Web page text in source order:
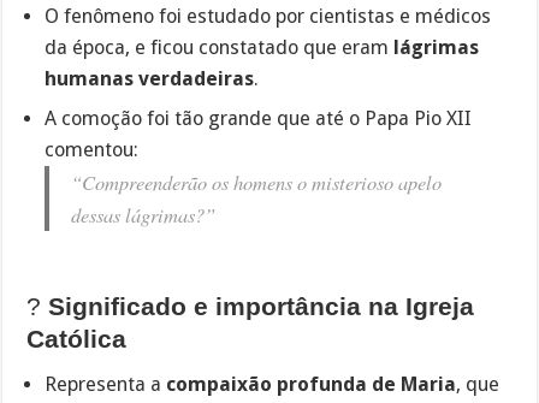
O fenômeno foi estudado por cientistas e médicos
da época, e ficou constatado que eram lágrimas
humanas verdadeiras.
A comoção foi tão grande que até o Papa Pio XII
comentou:
“Compreenderão os homens o misterioso apelo
dessas lágrimas?”
?Significado e importância na Igreja
Católica
Representa a compaixão profunda de Maria, que